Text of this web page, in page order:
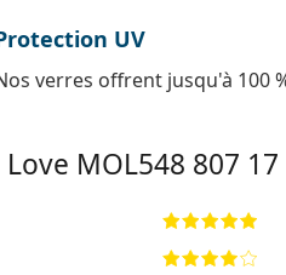
UV
verres offrent jusqu'à 100
MOL548 807 17